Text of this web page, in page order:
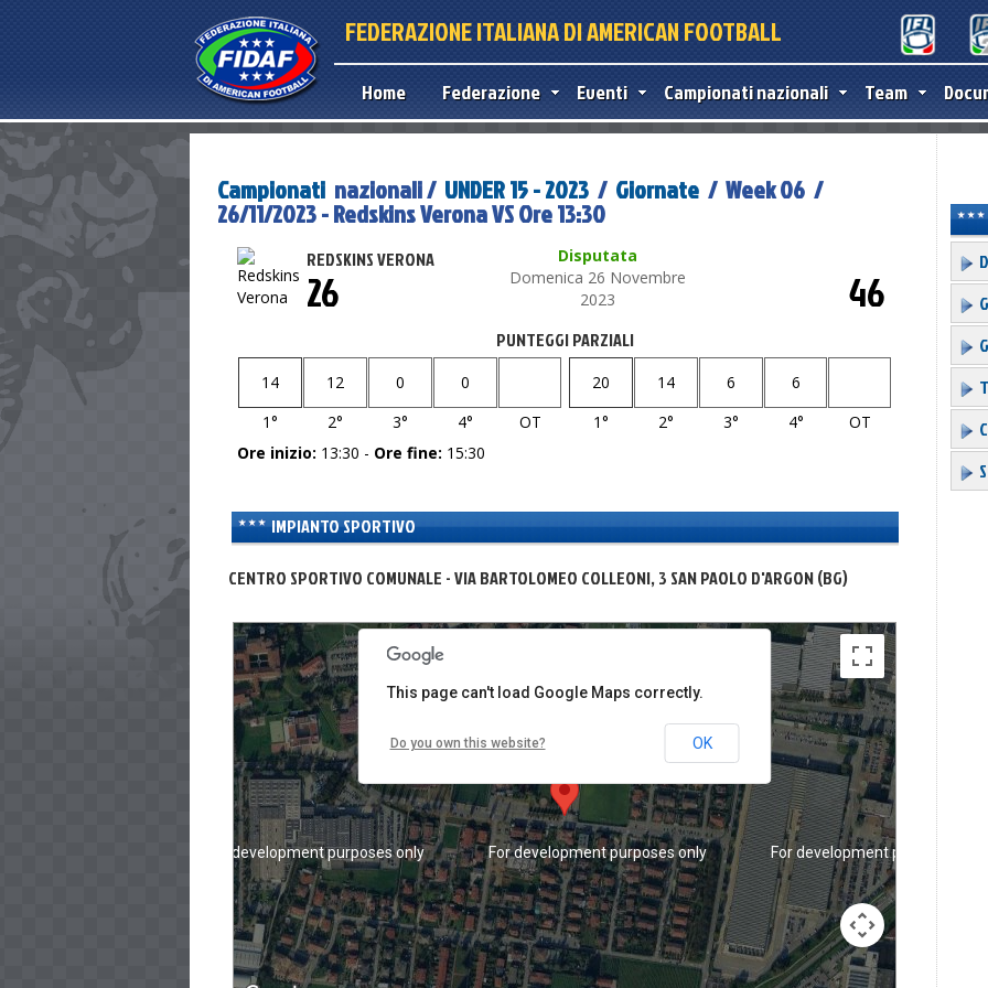
FEDERAZIONE ITALIANA DI AMERICAN FOOTBALL
Home Federazione Eventi Campionati nazionali Team
Campionati nazionali / UNDER 15 - 2023 / Giornate / Week 06 /
26/11/2023 - Redskins Verona VS Ore 13:30
REDSKINS VERONA
Disputata
Domenica 26 Novembre
2023
26 46
PUNTEGGI PARZIALI
14 12 0
0
1°
2° 3° 4° OT
20 14 6
6
1°
2° 3° 4°
OT
Ore inizio: 13:30 - Ore fine: 15:30
IMPIANTO SPORTIVO
CENTRO SPORTIVO COMUNALE - VIA BARTOLOMEO COLLEONI, 3 SAN PAOLO D'ARGON (BG)
For development purposes only
For development purposes only
For development purposes only
For development purposes only
For development purposes only
For development purposes only
This page can't load Google Maps correctly.
Do you own this website? OK